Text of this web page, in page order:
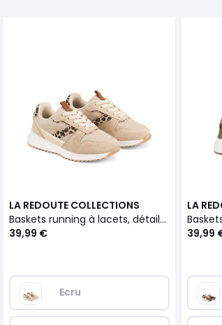
LA REDOUTE COLLECTIONS
Baskets running à lacets, détails imprimés léopard
39,99 €
Ecru
LA
39,99